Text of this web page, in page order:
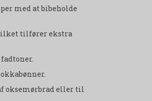
med at bibeholde
tilfører ekstra
oksemørbrad eller til